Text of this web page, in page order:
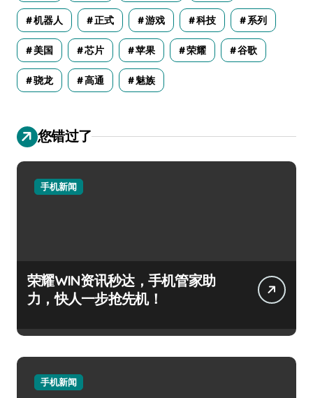
机器人 正式 游戏 科技 系列
美国 芯片 苹果 荣耀 谷歌
骁龙 高通 魅族
您错过了
手机新闻
荣耀WIN资讯秒达，手机管家助
力，快人一步抢先机！
手机新闻